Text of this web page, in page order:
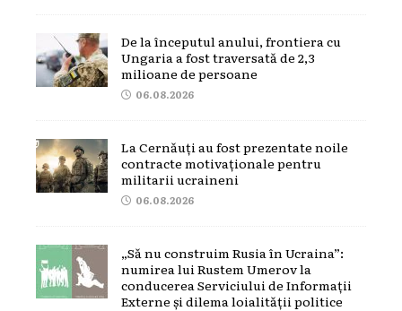
De la începutul anului, frontiera cu
Ungaria a fost traversată de 2,3
milioane de persoane
06.08.2026
La Cernăuți au fost prezentate noile
contracte motivaționale pentru
militarii ucraineni
06.08.2026
„Să nu construim Rusia în Ucraina”:
numirea lui Rustem Umerov la
conducerea Serviciului de Informații
Externe și dilema loialității politice